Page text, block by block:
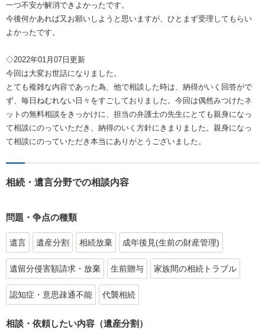
一つ不安が解消できよかったです。
今後何かあれば又お願いしようと思いますが、ひとまず受理してもらい
よかったです。
◇2022年01月07日更新
今回は大変お世話になりました。
とても複雑な内容であった為、他で相談した時は、納得がいく回答がで
ず、毎日ねむれない日々をすごしておりました。今回は偶然みつけたネ
ットの無料相談をきっかけに、担当の弁護士の先生にとても親身になっ
て相談にのっていただき、納得のいく方針にきまりました。親身になっ
て相談にのっていただき本当にありがとうございました。
相続・遺言分野での相談内容
問題・争点の種類
遺言 遺産分割 相続放棄 成年後見(生前の財産管理)
遺留分侵害額請求・放棄 生前贈与 家族間の相続トラブル
認知症・意思疎通不能 代襲相続
相談・依頼したい内容（遺産分割）